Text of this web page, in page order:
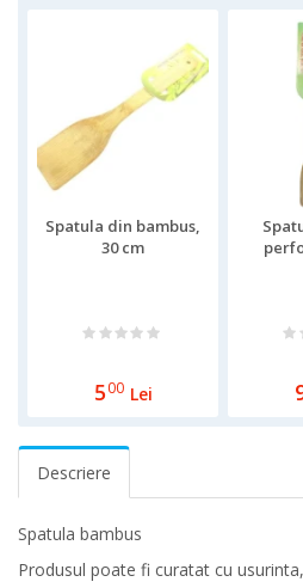
Spatula din bambus,
30 cm
500 Lei
Descriere
Spatula bambus
Produsul poate fi curatat cu